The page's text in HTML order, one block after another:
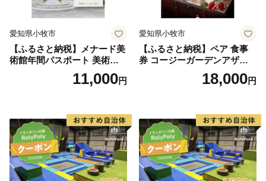
愛知県小牧市
【ふるさと納税】メナード美
術館年間パスポート 美術館
11,000円
愛知県小牧市
【ふるさと納税】ペア 食事
券 コージーガーデンアザレ
ア アフタヌーン宝石箱 ホテ
ル特製 デザート 6種類 サン
ティー チケット 券 2名様分
お祝 誕生日 記念日 名鉄小牧
ホテル 愛知県 小牧市 送料無
料
18,000円